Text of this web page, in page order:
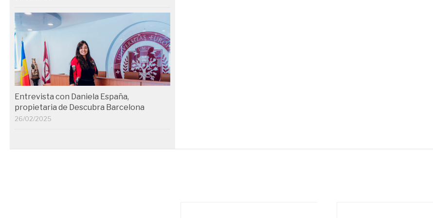
Entrevista con Daniela España,
propietaria de Descubra Barcelona
26/02/2025